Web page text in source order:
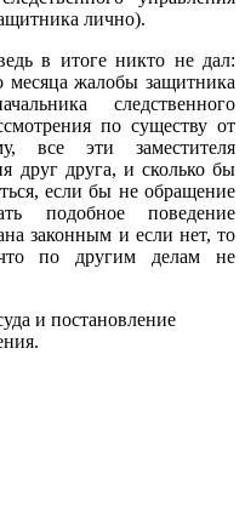
лично).
в итоге никто не дал:
месяца жалобы защитника
следственного
по существу от
все эти заместителя
друг друга, и сколько бы
если бы не обращение
подобное поведение
законным и если нет, то
по другим делам не
и постановление